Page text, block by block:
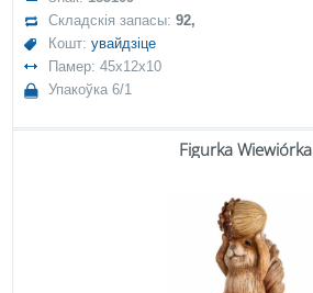
Складскія запасы:92,
Кошт:увайдзіце
Памер: 45x12x10
Упакоўка 6/1
Figurka Wiewiórka